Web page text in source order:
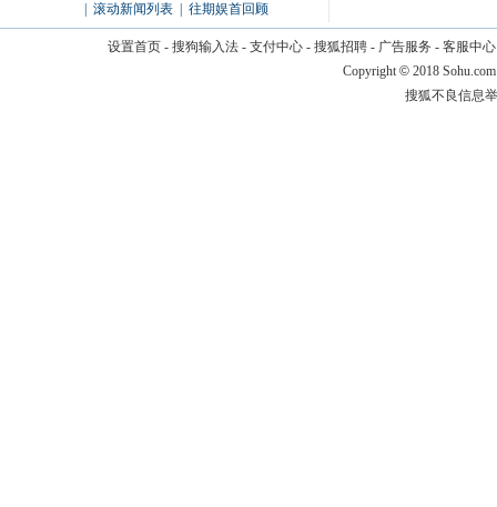
滚动新闻列表 往期娱首回顾
设置首页- 搜狗输入法- 支付中心- 搜狐招聘- 广告服务 - 客服中心
Copyright © 2018
搜狐不良信息